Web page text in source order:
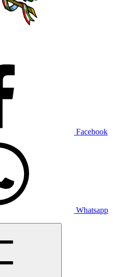
Facebook
Whatsapp